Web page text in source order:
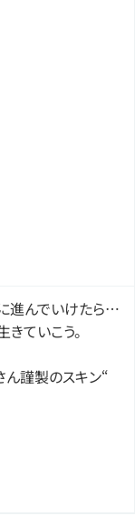
に進んでいけたら…
ていこう。
ん謹製のスキン“